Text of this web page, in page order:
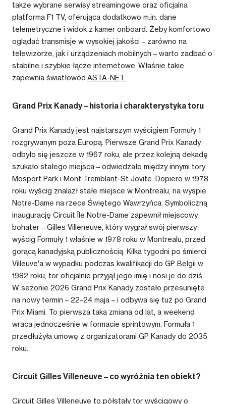
także wybrane serwisy streamingowe oraz oficjalna
platforma F1 TV, oferująca dodatkowo m.in. dane
telemetryczne i widok z kamer onboard. Żeby komfortowo
oglądać transmisje w wysokiej jakości – zarówno na
telewizorze, jak i urządzeniach mobilnych – warto zadbać o
stabilne i szybkie łącze internetowe. Właśnie takie
zapewnia światłowód ASTA-NET.
Grand Prix Kanady – historia i charakterystyka toru
Grand Prix Kanady jest najstarszym wyścigiem Formuły 1
rozgrywanym poza Europą. Pierwsze Grand Prix Kanady
odbyło się jeszcze w 1967 roku, ale przez kolejną dekadę
szukało stałego miejsca – odwiedzało między innymi tory
Mosport Park i Mont Tremblant-St Jovite. Dopiero w 1978
roku wyścig znalazł stałe miejsce w Montrealu, na wyspie
Notre-Dame na rzece Świętego Wawrzyńca. Symboliczną
inaugurację Circuit Île Notre-Dame zapewnił miejscowy
bohater – Gilles Villeneuve, który wygrał swój pierwszy
wyścig Formuły 1 właśnie w 1978 roku w Montrealu, przed
gorącą kanadyjską publicznością. Kilka tygodni po śmierci
Villeuve'a w wypadku podczas kwalifikacji do GP Belgii w
1982 roku, tor oficjalnie przyjął jego imię i nosi je do dziś.
W sezonie 2026 Grand Prix Kanady zostało przesunięte
na nowy termin – 22–24 maja – i odbywa się tuż po Grand
Prix Miami. To pierwsza taka zmiana od lat, a weekend
wraca jednocześnie w formacie sprintowym. Formuła 1
przedłużyła umowę z organizatorami GP Kanady do 2035
roku.
Circuit Gilles Villeneuve – co wyróżnia ten obiekt?
Circuit Gilles Villeneuve to półstały tor wyścigowy o